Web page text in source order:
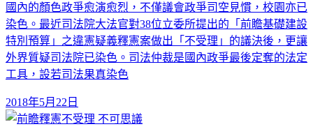
國內的顏色政爭愈演愈烈，不僅議會政爭司空見慣，校園亦已
染色。最近司法院大法官對38位立委所提出的「前瞻基礎建設
特別預算」之違憲疑義釋憲案做出「不受理」的議決後，更讓
外界質疑司法院已染色。司法仲裁是國內政爭最後定奪的法定
工具，設若司法果真染色
2018年5月22日